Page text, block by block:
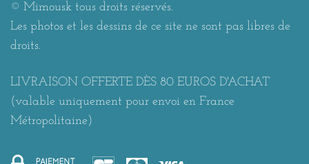
© Mimousk tous droits réservés.
Les photos et les dessins de ce site ne sont pas libres de
droits.
LIVRAISON OFFERTE DÈS 80 EUROS D'ACHAT
(valable uniquement pour envoi en France
Métropolitaine)